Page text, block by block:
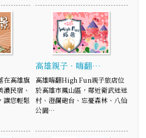
在高雄旗
民宿、
讓您輕鬆
高雄親子．嗨翻…
高雄嗨翻High Fun親子旅店位
於高雄市鳳山區，鄰近衛武迷迷
村、澄瀾砲台、忘憂森林、八仙
公園…